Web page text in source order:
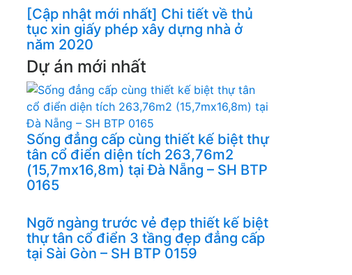
[Cập nhật mới nhất] Chi tiết về thủ
tục xin giấy phép xây dựng nhà ở
năm 2020
Dự án mới nhất
Sống đẳng cấp cùng thiết kế biệt thự
tân cổ điển diện tích 263,76m2
(15,7mx16,8m) tại Đà Nẵng – SH BTP
0165
Ngỡ ngàng trước vẻ đẹp thiết kế biệt
thự tân cổ điển 3 tầng đẹp đẳng cấp
tại Sài Gòn – SH BTP 0159